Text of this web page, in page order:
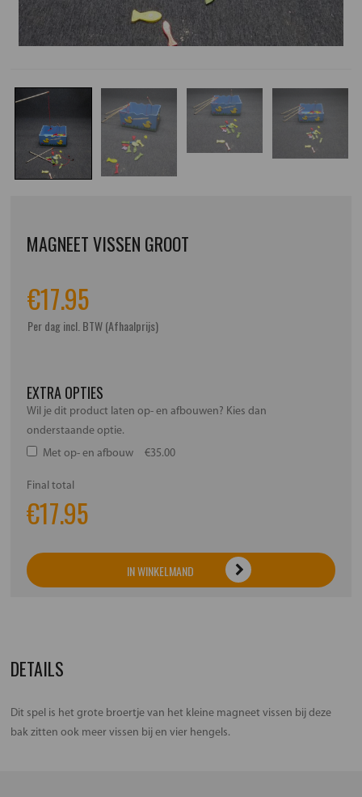
MAGNEET VISSEN GROOT
€17.95
Per dag incl. BTW (Afhaalprijs)
EXTRA OPTIES
Wil je dit product laten op- en afbouwen? Kies dan
onderstaande optie.
Met op- en afbouw
€35.00
Final total
€17.95
IN WINKELMAND
DETAILS
Dit spel is het grote broertje van het kleine magneet vissen bij deze
bak zitten ook meer vissen bij en vier hengels.